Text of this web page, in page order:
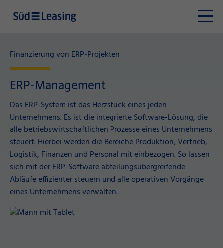
Finanzierung von ERP-Projekten
ERP-Management
Das ERP-System ist das Herzstück eines jeden
Unternehmens. Es ist die integrierte Software-Lösung, die
alle betriebswirtschaftlichen Prozesse eines Unternehmens
steuert. Hierbei werden die Bereiche Produktion, Vertrieb,
Logistik, Finanzen und Personal mit einbezogen. So lassen
sich mit der ERP-Software abteilungsübergreifende
Abläufe effizienter steuern und alle operativen Vorgänge
eines Unternehmens verwalten.